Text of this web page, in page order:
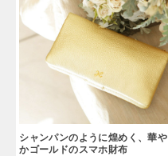
シャンパンのように煌めく、華や
かゴールドのスマホ財布